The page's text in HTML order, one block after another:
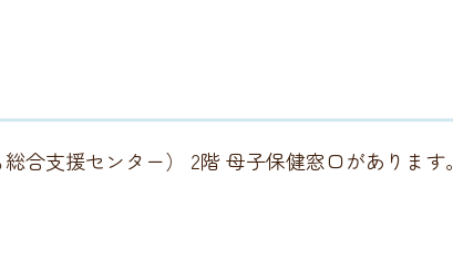
合支援センター） 2階 母子保健窓口があります。